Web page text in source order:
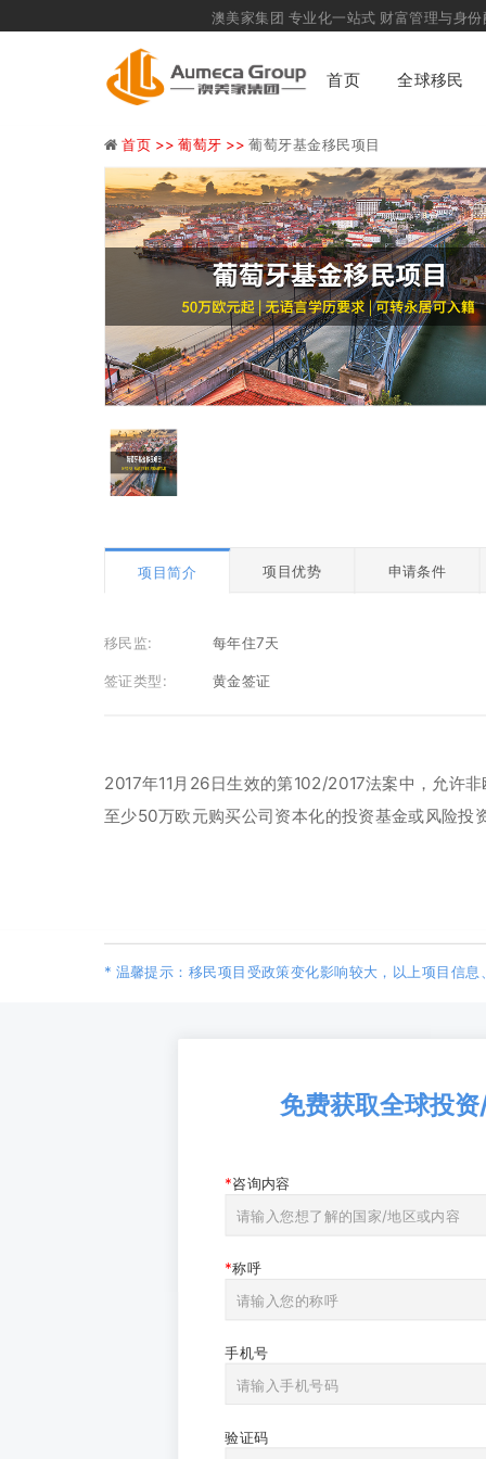
首页 全球移民
澳美家集团 专业化一站式 财富管理与身份配置咨
首页 >>葡萄牙 >>葡萄牙基金移民项目
项目简介 项目优势 申请条件
移民监: 每年住7天
签证类型: 黄金签证
2017年11月26日生效的第102/2017法案中，允许
至少50万欧元购买公司资本化的投资基金或风险
* 温馨提示：移民项目受政策变化影响较大，以上项目信
免费获取全球投
咨询内容
称呼
手机号
验证码